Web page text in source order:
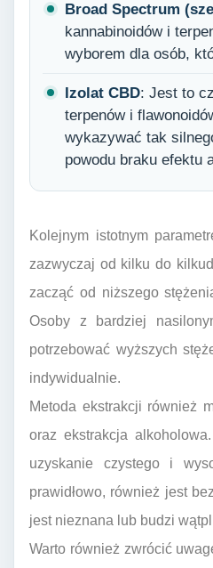
Broad Spectrum
kannabinoidów i
wyborem dla osób,
Izolat CBD: Jest to
terpenów i
wykazywać tak
powodu braku efektu
Kolejnym istotnym
zazwyczaj od kilku do
zacząć od niższego
Osoby z bardziej
potrzebować wyższych
indywidualnie.
Metoda ekstrakcji również
oraz ekstrakcja
uzyskanie czystego i
prawidłowo, również jest
jest nieznana lub budzi
Warto również zwrócić